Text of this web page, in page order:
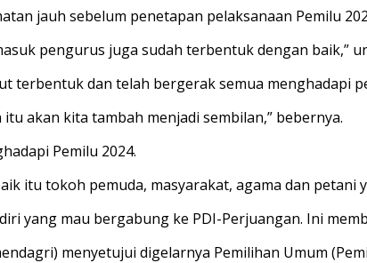
jauh sebelum penetapan pelaksanaan Pemilu
pengurus juga sudah terbentuk dengan baik,”
terbentuk dan telah bergerak semua menghadapi
akan kita tambah menjadi sembilan,” bebernya.
Pemilu 2024.
itu tokoh pemuda, masyarakat, agama dan petani
yang mau bergabung ke PDI-Perjuangan. Ini
menyetujui digelarnya Pemilihan Umum